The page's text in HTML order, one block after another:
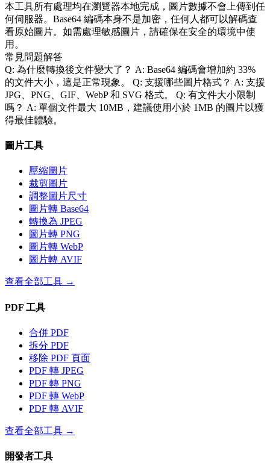
本工具所有處理均在瀏覽器本地完成，圖片數據不會上傳到任
何伺服器。Base64 編碼本身不是加密，任何人都可以解碼查
看原始圖片。如需處理敏感圖片，請確保在安全的環境中使
用。
常見問題解答
Q: 為什麼轉換後文件變大了？ A: Base64 編碼會增加約 33%
的文件大小，這是正常現象。 Q: 支援哪些圖片格式？ A: 支援
JPG、PNG、GIF、WebP 和 SVG 格式。 Q: 有文件大小限制
嗎？ A: 單個文件最大 10MB，建議使用小於 1MB 的圖片以獲
得最佳體驗。
圖片工具
壓縮圖片
裁剪圖片
調整圖片尺寸
圖片轉 Base64
轉換為 JPEG
圖片轉 PNG
圖片轉 WebP
圖片轉 AVIF
查看全部工具 →
PDF 工具
合併 PDF
拆分 PDF
移除 PDF 頁面
PDF 轉 JPEG
PDF 轉 PNG
PDF 轉 WebP
PDF 轉 AVIF
查看全部工具 →
開發者工具